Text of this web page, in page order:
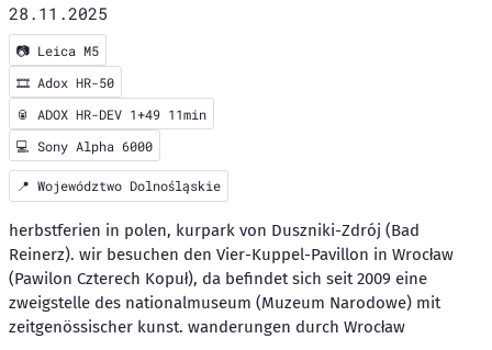
28.11.2025
📷 Leica M5
🎞️ Adox HR-50
🥫 ADOX HR-DEV 1+49 11min
💻 Sony Alpha 6000
📍 Województwo Dolnośląskie
herbstferien in polen, kurpark von Duszniki-Zdrój (Bad
Reinerz). wir besuchen den Vier-Kuppel-Pavillon in Wrocław
(Pawilon Czterech Kopuł), da befindet sich seit 2009 eine
zweigstelle des nationalmuseum (Muzeum Narodowe) mit
zeitgenössischer kunst. wanderungen durch Wrocław